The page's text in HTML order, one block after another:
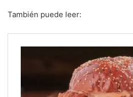
También puede leer: